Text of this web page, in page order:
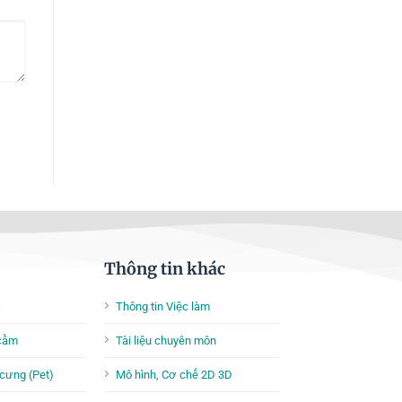
(Pet)
Thông tin khác
Thông tin Việc làm
Tài liệu chuyên môn
Mô hình, Cơ chế 2D 3D